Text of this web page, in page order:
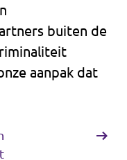
buiten de
aanpak dat